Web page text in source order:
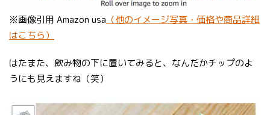
※画像引用 Amazon usa （他のイメージ写真・価格や商品詳細
はこちら）
はたまた、飲み物の下に置いてみると、なんだかチップのよ
うにも見えますね（笑）